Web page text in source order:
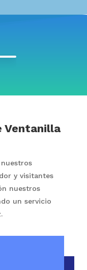
Ventanilla
y visitantes
nuestros
un servicio